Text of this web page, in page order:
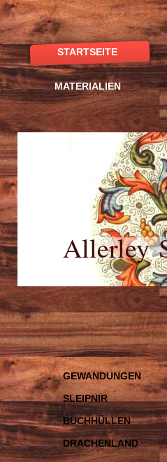
STARTSEITE
MATERIALIEN
Allerley
GEWANDUNGEN
SLEIPNIR
BUCHHÜLLEN
DRACHENLAND